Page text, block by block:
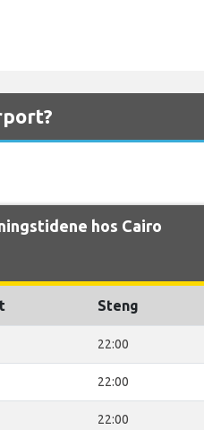
hos Cairo
Steng
22:00
22:00
22:00